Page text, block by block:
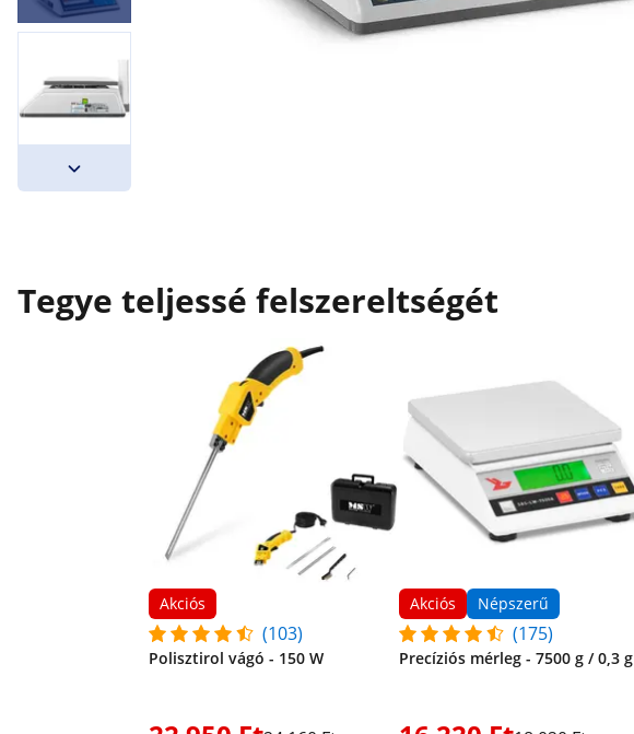
Tegye teljessé felszereltségét
Akciós
(103)
Polisztirol vágó - 150 W
Akciós Népszerű
(175)
Precíziós mérleg - 7500 g / 0,3 g